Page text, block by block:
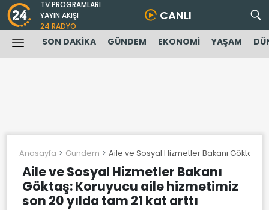
TV PROGRAMLARI
YAYIN AKIŞI
24 RADYO
CANLI
SON DAKİKA GÜNDEM EKONOMİ YAŞAM
Anasayfa Gundem Aile ve Sosyal Hizmetler Bakanı Göktaş:
Aile ve Sosyal Hizmetler Bakanı
Göktaş: Koruyucu aile hizmetimiz
son 20 yılda tam 21 kat arttı